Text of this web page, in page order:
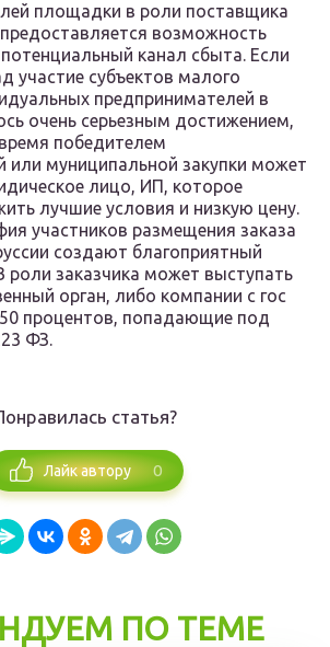
площадки в роли поставщика
возможность
канал сбыта. Если
участие субъектов малого
предпринимателей в
очень серьезным достижением,
победителем
или муниципальной закупки может
лицо, ИП, которое
лучшие условия и низкую цену.
участников размещения заказа
создают благоприятный
роли заказчика может выступать
орган, либо компании с гос
процентов, попадающие под
ФЗ.
статья?
Лайк автору 0
ПО ТЕМЕ